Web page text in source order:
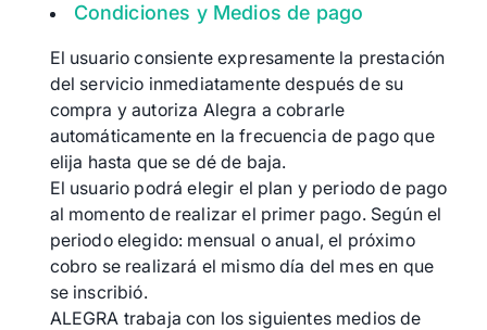
Condiciones y Medios de pago
El usuario consiente expresamente la prestación
del servicio inmediatamente después de su
compra y autoriza Alegra a cobrarle
automáticamente en la frecuencia de pago que
elija hasta que se dé de baja.
El usuario podrá elegir el plan y periodo de pago
al momento de realizar el primer pago. Según el
periodo elegido: mensual o anual, el próximo
cobro se realizará el mismo día del mes en que
se inscribió.
ALEGRA trabaja con los siguientes medios de